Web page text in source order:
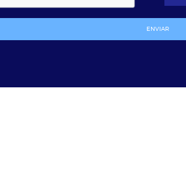
ENVIAR